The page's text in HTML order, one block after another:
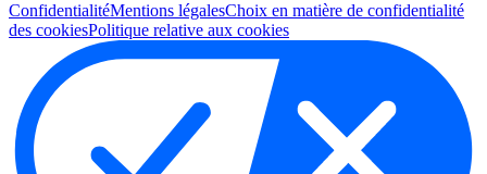
ConfidentialitéMentions légalesChoix en matière de confidentialité
des cookiesPolitique relative aux cookies